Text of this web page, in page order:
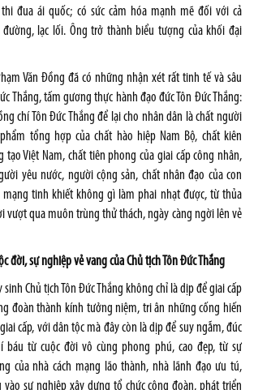
đua ái quốc; có sức cảm hóa mạnh mẽ đối với cả
lạc lối. Ông trở thành biểu tượng của khối đại
Văn Đồng đã có những nhận xét rất tinh tế và sâu
Thắng, tấm gương thực hành đạo đức Tôn Đức Thắng:
chí Tôn Đức Thắng để lại cho nhân dân là chất người
tổng hợp của chất hào hiệp Nam Bộ, chất kiên
tạo Việt Nam, chất tiên phong của giai cấp công nhân,
yêu nước, người cộng sản, chất nhân đạo của con
mạng tinh khiết không gì làm phai nhạt được, từ thủa
vượt qua muôn trùng thử thách, ngày càng ngời lên vẻ
đời, sự nghiệp vẻ vang của Chủ tịch Tôn Đức Thắng
Chủ tịch Tôn Đức Thắng không chỉ là dịp để giai cấp
đoàn thành kính tưởng niệm, tri ân những cống hiến
cấp, với dân tộc mà đây còn là dịp để suy ngẫm, đúc
báu từ cuộc đời vô cùng phong phú, cao đẹp, từ sự
của nhà cách mạng lão thành, nhà lãnh đạo ưu tú,
sự nghiệp xây dựng tổ chức công đoàn, phát triển